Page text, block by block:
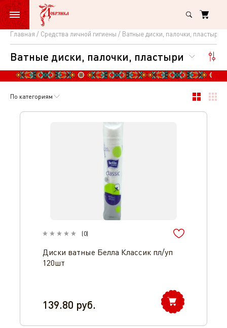
Главная Средства личной гигиены Ватные диски, палочки, пластыри
Ватные
диски,
палочки,
пластыри
Ватные диски, палочки, пластыри
По категориям
(0)
Диски ватные Белла Классик пл/уп
120шт
139.80 руб.